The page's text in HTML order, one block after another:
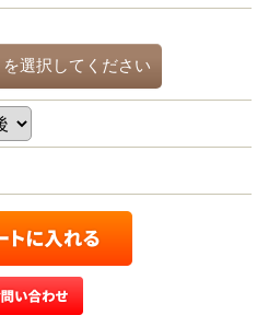
を選択してください